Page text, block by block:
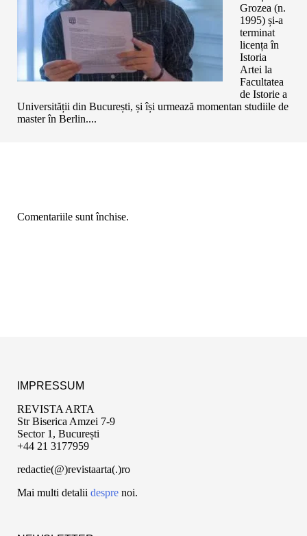
Grozea (n.
1995) și-a
terminat
licența în
Istoria
Artei la
Facultatea
de Istorie a
Universității din București, și își urmează momentan studiile de
master în Berlin....
Comentariile sunt închise.
IMPRESSUM
REVISTA ARTA
Str Biserica Amzei 7-9
Sector 1, București
+44 21 3177959
redactie(@)revistaarta(.)ro
Mai multi detalii despre noi.